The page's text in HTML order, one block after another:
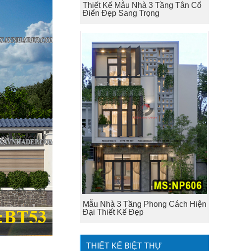
Thiết Kế Mẫu Nhà 3 Tầng Tân Cổ
Điển Đẹp Sang Trọng
Mẫu Nhà 3 Tầng Phong Cách Hiện
Đại Thiết Kế Đẹp
THIẾT KẾ BIỆT THỰ